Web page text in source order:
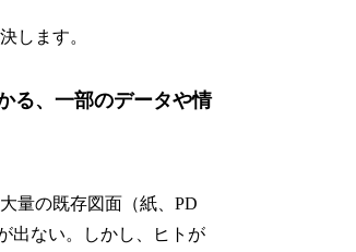
します。
る、一部のデータや情
量の既存図面（紙、PD
出ない。しかし、ヒトが